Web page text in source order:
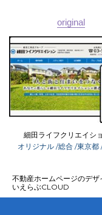
特長
original
細田ライフクリエイシ
オリジナル /総合 /東京都
不動産ホームページのデ
いえらぶCLOUD